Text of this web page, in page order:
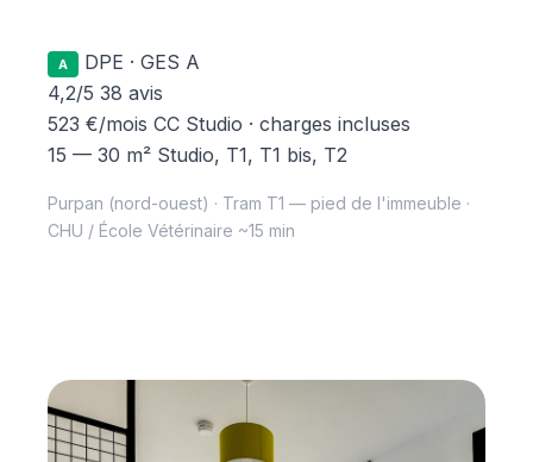
A
DPE · GES A
4,2/5 38 avis
523 €/mois CC Studio · charges incluses
15 — 30 m² Studio, T1, T1 bis, T2
Purpan (nord-ouest) · Tram T1 — pied de l'immeuble ·
CHU / École Vétérinaire ~15 min